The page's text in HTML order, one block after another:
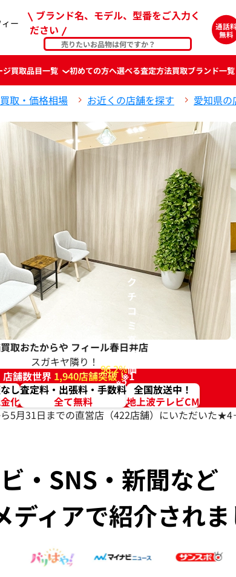
ー
ブランド名、モデル、型番をご入力く
ださい
ジ買取品目一覧 初めての方へ選べる査定方法買取ブランド一覧
取・価格相場 お近くの店舗を探す 愛知県の
取おたからや フィール春日井店
スガキヤ隣り！
店舗数世界 1,940店舗突破！※1
ク
チ
コ
ミ
高
評
価
96.2%
※2
し
化
査定料・出張料・手数料
全て無料
全国放送中！
地上波テレビCM
5月31日までの直営店（422店舗）にいただいた★4
・SNS・新聞など
ディアで紹介されま